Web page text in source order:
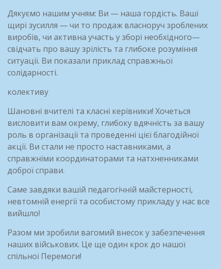
Дякуємо нашим учням: Ви — наша гордість. Ваші
щирі зусилля — чи то продаж власноруч зроблених
виробів, чи активна участь у зборі необхідного—
свідчать про вашу зрілість та глибоке розуміння
ситуації. Ви показали приклад справжньої
солідарності.
колективу
Шановні вчителі та класні керівники! Хочеться
висловити вам окрему, глибоку вдячність за вашу
роль в організації та проведенні цієї благодійної
акції. Ви стали не просто наставниками, а
справжніми координаторами та натхненниками
доброї справи.
Саме завдяки вашій педагогічній майстерності,
невтомній енергії та особистому прикладу у нас все
вийшло!
Разом ми зробили вагомий внесок у забезпечення
наших військових. Це ще один крок до нашої
спільної Перемоги!